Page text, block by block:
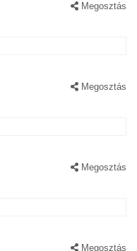
Megosztás
Megosztás
Megosztás
Megosztás